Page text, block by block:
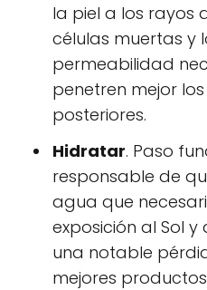
la piel a los rayos
células muertas y
permeabilidad
penetren mejor
posteriores.
Hidratar. Paso
responsable de
agua que
exposición al Sol
una notable
mejores